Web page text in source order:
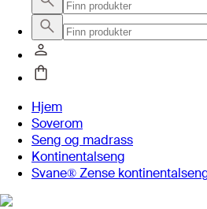
Hjem
Soverom
Seng og madrass
Kontinentalseng
Svane® Zense